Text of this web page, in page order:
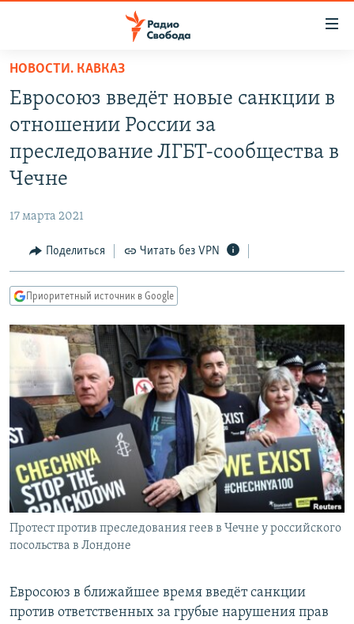
упрощенного
доступа
основному
содержанию
навигации
Вернутся
ПОДКАСТЫ
ЦИТАТЫ СВОБОДЫ
КУЛЬТУРА
IDEL.РЕАЛИИ
КАВКАЗ.РЕАЛИИ
СИБИРЬ.РЕАЛИИ
РАСПИСАНИЕ ВЕЩАНИЯ
ПОДПИШИТЕСЬ НА РАССЫЛКУ
СОЦИАЛЬНЫЕ СЕТИ
Все сайты РСЕ/РС
НОВОСТИ. КАВКАЗ
Евросоюз введёт новые санкции в
отношении России за
преследование ЛГБТ-сообщества в
Чечне
17 марта 2021
Поделиться Читать без VPN
Приоритетный источник в Google
Протест против преследования геев в Чечне у российского
посольства в Лондоне
Евросоюз в ближайшее время введёт санкции
против ответственных за грубые нарушения прав